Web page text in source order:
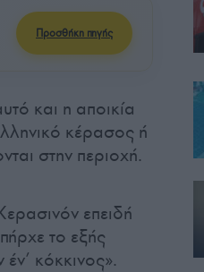
Προσθήκη πηγής
και η αποικία
κέρασος ή
στην περιοχή.
επειδή
το εξής
κόκκινος».